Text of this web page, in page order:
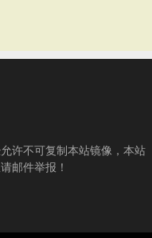
许不可复制本站镜像，本站
邮件举报！